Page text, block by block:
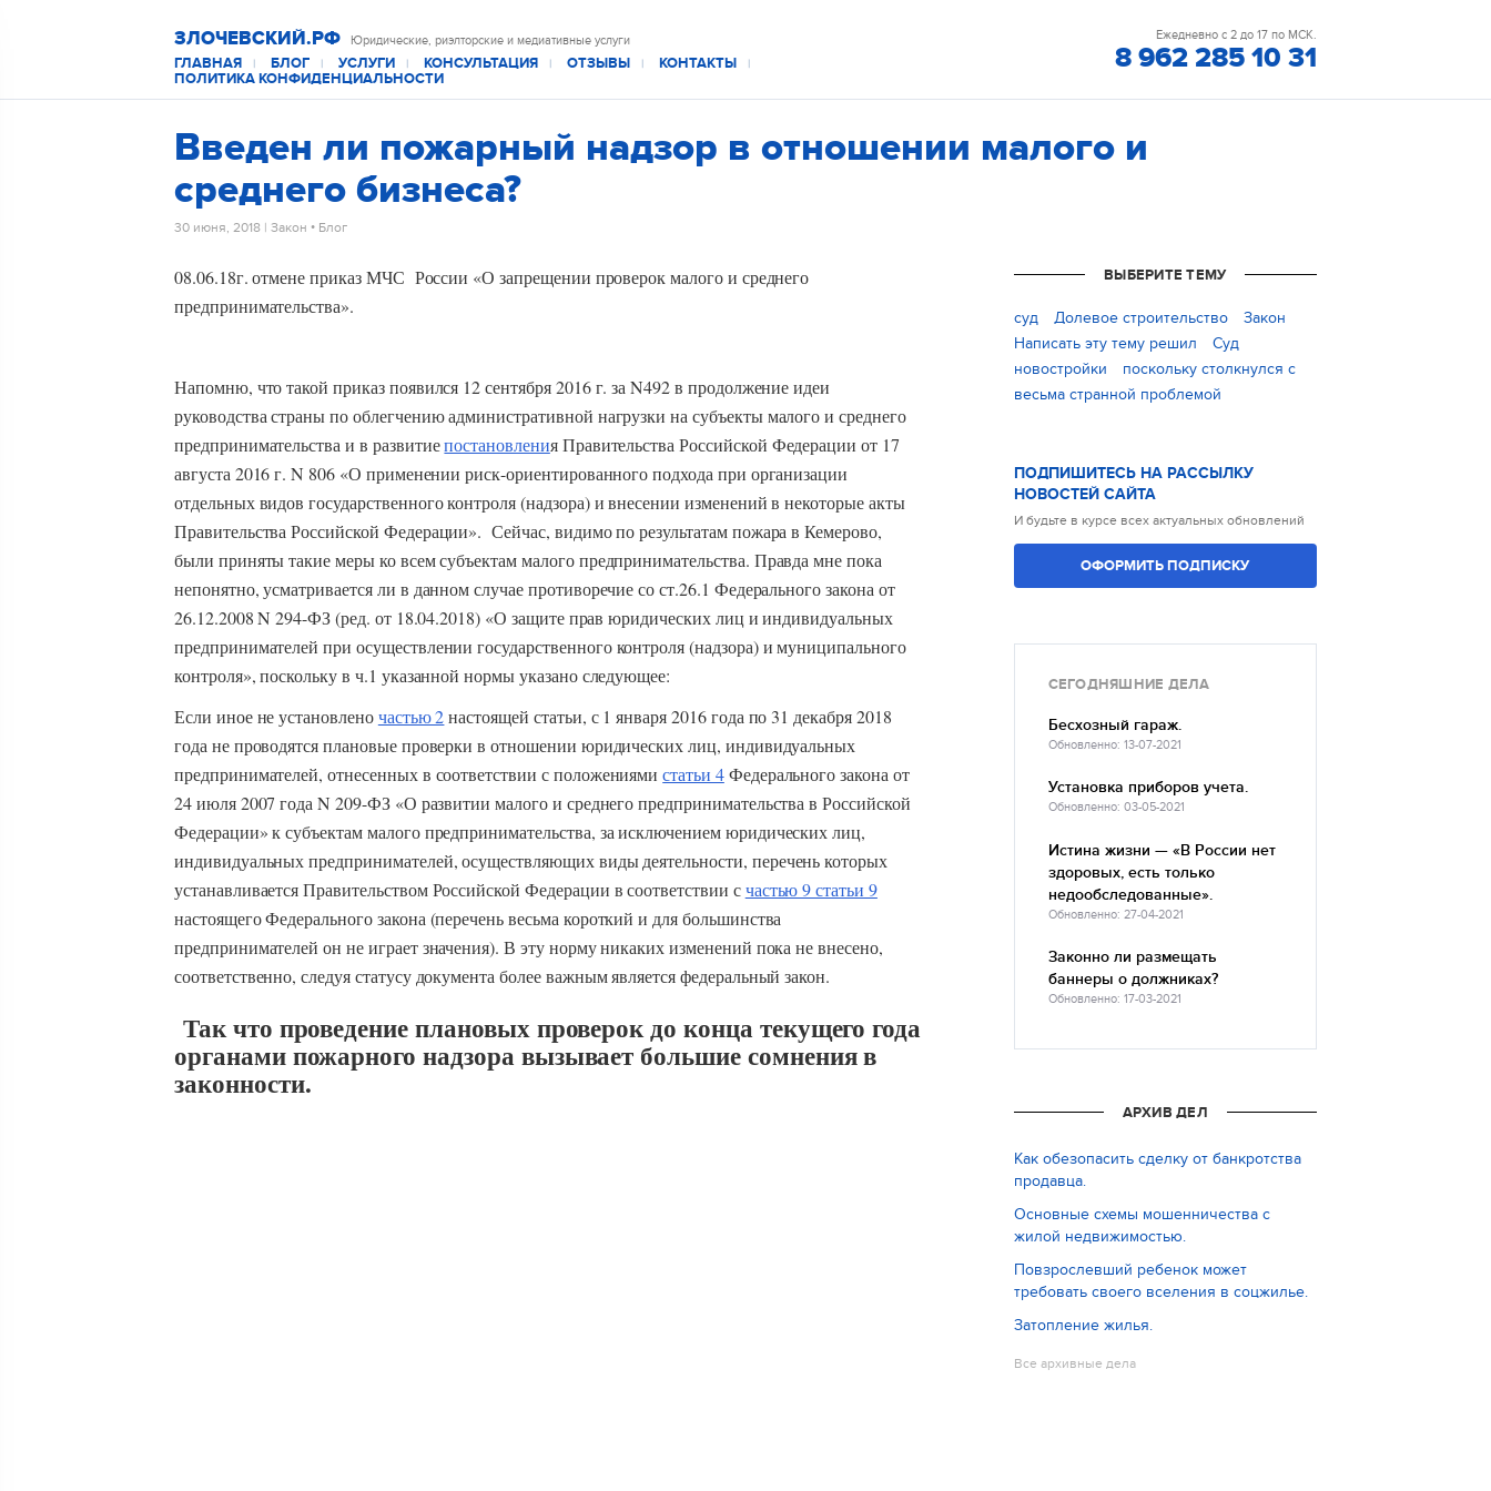
ЗЛОЧЕВСКИЙ.РФ Юридические, риэлторские и медиативные услуги
ГЛАВНАЯ | БЛОГ | УСЛУГИ | КОНСУЛЬТАЦИЯ | ОТЗЫВЫ | КОНТАКТЫ |
ПОЛИТИКА КОНФИДЕНЦИАЛЬНОСТИ
Ежедневно с 2 до 17 по МСК.
8 962 285 10 31
Введен ли пожарный надзор в отношении малого и
среднего бизнеса?
30 июня, 2018 | Закон • Блог
08.06.18г. отмене приказ МЧС России «О запрещении проверок малого и среднего
предпринимательства».
Напомню, что такой приказ появился 12 сентября 2016 г. за N492 в продолжение идеи
руководства страны по облегчению административной нагрузки на субъекты малого и среднего
предпринимательства и в развитиепостановления Правительства Российской Федерации от 17
августа 2016 г. N 806 «О применении риск-ориентированного подхода при организации
отдельных видов государственного контроля (надзора) и внесении изменений в некоторые акты
Правительства Российской Федерации». Сейчас, видимо по результатам пожара в Кемерово,
были приняты такие меры ко всем субъектам малого предпринимательства. Правда мне пока
непонятно, усматривается ли в данном случае противоречие со ст.26.1 Федерального закона от
26.12.2008 N 294-ФЗ (ред. от 18.04.2018) «О защите прав юридических лиц и индивидуальных
предпринимателей при осуществлении государственного контроля (надзора) и муниципального
контроля», поскольку в ч.1 указанной нормы указано следующее:
Если иное не установленочастью 2настоящей статьи, с 1 января 2016 года по 31 декабря 2018
года не проводятся плановые проверки в отношении юридических лиц, индивидуальных
предпринимателей, отнесенных в соответствии с положениямистатьи 4Федерального закона от
24 июля 2007 года N 209-ФЗ «О развитии малого и среднего предпринимательства в Российской
Федерации» к субъектам малого предпринимательства, за исключением юридических лиц,
индивидуальных предпринимателей, осуществляющих виды деятельности, перечень которых
устанавливается Правительством Российской Федерации в соответствии счастью 9 статьи 9
настоящего Федерального закона (перечень весьма короткий и для большинства
предпринимателей он не играет значения). В эту норму никаких изменений пока не внесено,
соответственно, следуя статусу документа более важным является федеральный закон.
Так что проведение плановых проверок до конца текущего года
органами пожарного надзора вызывает большие сомнения в
законности.
ВЫБЕРИТЕ ТЕМУ
cуд Долевое строительство
Закон
Написать эту тему решил
Суд
новостройки
поскольку столкнулся с
весьма странной проблемой
ПОДПИШИТЕСЬ НА РАССЫЛКУ
НОВОСТЕЙ САЙТА
И будьте в курсе всех актуальных обновлений
ОФОРМИТЬ ПОДПИСКУ
СЕГОДНЯШНИЕ ДЕЛА
Бесхозный гараж.
Обновленно: 13-07-2021
Установка приборов учета.
Обновленно: 03-05-2021
Истина жизни — «В России нет
здоровых, есть только
недообследованные».
Обновленно: 27-04-2021
Законно ли размещать
баннеры о должниках?
Обновленно: 17-03-2021
АРХИВ ДЕЛ
Как обезопасить сделку от банкротства
продавца.
Основные схемы мошенничества с
жилой недвижимостью.
Повзрослевший ребенок может
требовать своего вселения в соцжилье.
Затопление жилья.
Все архивные дела